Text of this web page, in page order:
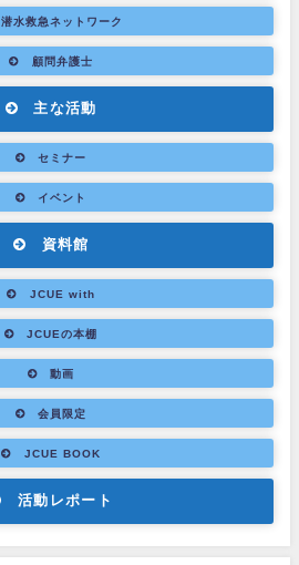
潜水救急ネットワーク
顧問弁護士
主な活動
セミナー
イベント
資料館
JCUE with
JCUEの本棚
動画
会員限定
JCUE BOOK
活動レポート